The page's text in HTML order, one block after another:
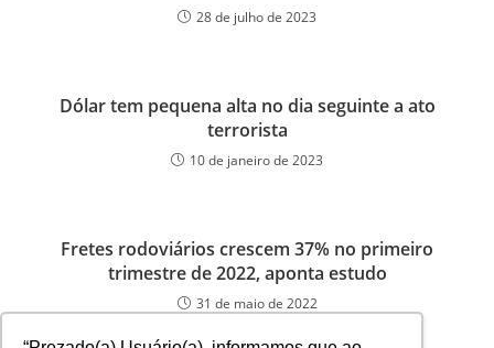
28 de julho de 2023
Dólar tem pequena alta no dia seguinte a ato
terrorista
10 de janeiro de 2023
Fretes rodoviários crescem 37% no primeiro
trimestre de 2022, aponta estudo
31 de maio de 2022